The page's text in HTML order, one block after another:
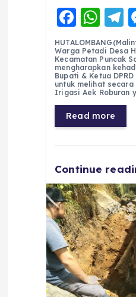
F
a
c
e
b
o
o
k
W
h
a
ts
A
p
p
T
e
g
r
a
m
Warga Petadi Desa
Kecamatan Puncak
mengharapkan
Bupati & Ketua
untuk melihat
Irigasi Aek Roburan
Read more
Continue